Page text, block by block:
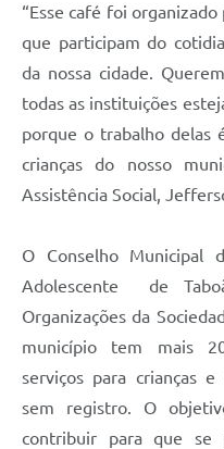
“Esse café foi
que participam do
da nossa cidade.
todas as instituições
porque o trabalho delas
crianças do nosso
Assistência Social,
O Conselho Municipal
Adolescente de
Organizações da
município tem mais
serviços para crianças
sem registro. O
contribuir para que se